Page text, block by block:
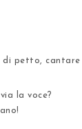
di petto,
la voce?